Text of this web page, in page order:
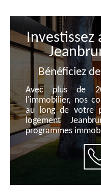
Investissez
Bénéficiez
Avec plus de
l'immobilier, nos
au long de votre
logement
programmes